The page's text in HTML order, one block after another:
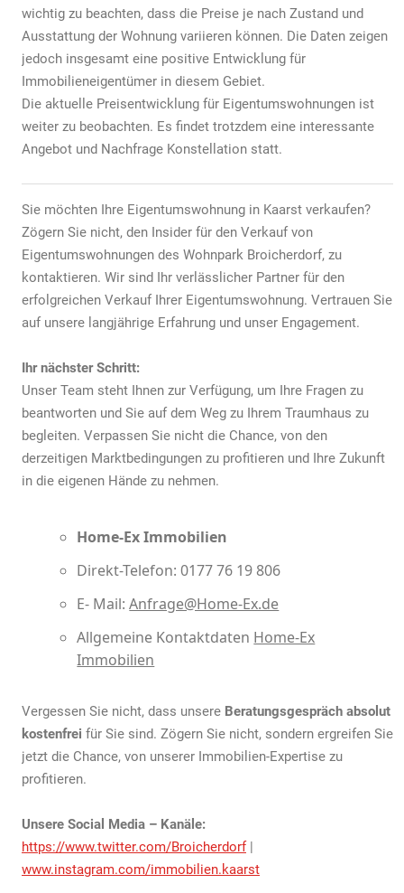
wichtig zu beachten, dass die Preise je nach Zustand und
Ausstattung der Wohnung variieren können. Die Daten zeigen
jedoch insgesamt eine positive Entwicklung für
Immobilieneigentümer in diesem Gebiet.
Die aktuelle Preisentwicklung für Eigentumswohnungen ist
weiter zu beobachten. Es findet trotzdem eine interessante
Angebot und Nachfrage Konstellation statt.
Sie möchten Ihre Eigentumswohnung in Kaarst verkaufen?
Zögern Sie nicht, den Insider für den Verkauf von
Eigentumswohnungen des Wohnpark Broicherdorf, zu
kontaktieren. Wir sind Ihr verlässlicher Partner für den
erfolgreichen Verkauf Ihrer Eigentumswohnung. Vertrauen Sie
auf unsere langjährige Erfahrung und unser Engagement.
Ihr nächster Schritt:
Unser Team steht Ihnen zur Verfügung, um Ihre Fragen zu
beantworten und Sie auf dem Weg zu Ihrem Traumhaus zu
begleiten. Verpassen Sie nicht die Chance, von den
derzeitigen Marktbedingungen zu profitieren und Ihre Zukunft
in die eigenen Hände zu nehmen.
Home-Ex Immobilien
Direkt-Telefon: 0177 76 19 806
E- Mail:Anfrage@Home-Ex.de
Allgemeine Kontaktdaten Home-Ex
Immobilien
Vergessen Sie nicht, dass unsere Beratungsgespräch absolut
kostenfrei für Sie sind. Zögern Sie nicht, sondern ergreifen Sie
jetzt die Chance, von unserer Immobilien-Expertise zu
profitieren.
Unsere Social Media – Kanäle:
https://www.twitter.com/Broicherdorf|
www.instagram.com/immobilien.kaarst